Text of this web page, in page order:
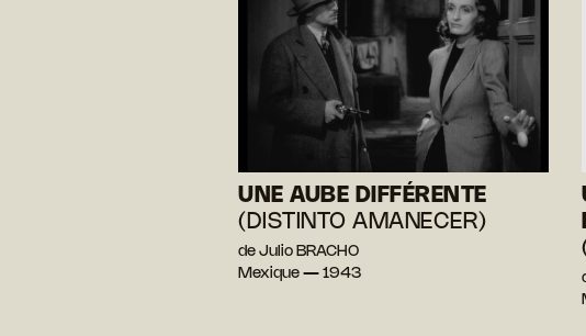
UNE AUBE DIFFÉRENTE
(DISTINTO AMANECER)
de Julio BRACHO
Mexique — 1943